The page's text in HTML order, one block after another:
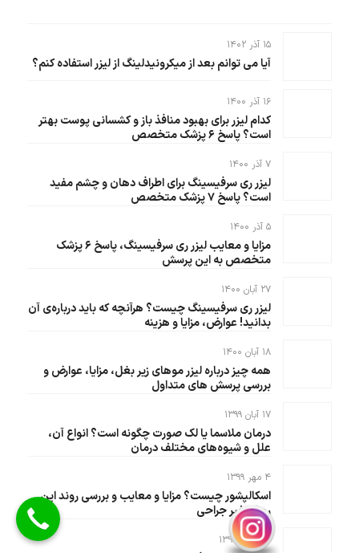
۱۵ آذر ۱۴۰۲
آیا می توانم بعد از میکرونیدلینگ از لیزر استفاده کنم؟
۱۶ آذر ۱۴۰۰
کدام لیزر برای بهبود منافذ باز و کشسانی پوست بهتر
است؟ پاسخ ۶ پزشک متخصص
۷ آذر ۱۴۰۰
لیزر ری سرفیسینگ برای اطراف دهان و چشم مفید
است؟ پاسخ ۷ پزشک متخصص
۵ آذر ۱۴۰۰
مزایا و معایب لیزر ری سرفیسینگ، پاسخ ۶ پزشک
متخصص به این پرسش
۲۷ آبان ۱۴۰۰
لیزر ری سرفیسینگ چیست؟ هرآنچه که باید درباره‌ی آن
بدانید! عوارض، مزایا و هزینه‌
۱۸ آبان ۱۴۰۰
همه چیز درباره لیزر موهای زیر بغل، مزایا، عوارض و
بررسی پرسش های متداول
۱۷ آبان ۱۳۹۹
درمان ملاسما یا لک صورت چگونه است؟ انواع آن،
علل و شیوه‌های مختلف درمان
۴ مهر ۱۳۹۹
اسکالپشور چیست؟ مزایا و معایب و بررسی روند این
روش غیر جراحی
۱۰ مرداد ۱۳۹۹